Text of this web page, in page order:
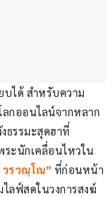
บได้ สำหรับความ
กออนไลน์จากหลาก
ธรรมะสุดฮาที่
ระนักเคลื่อนไหวใน
วรวณฺโณ” ที่ก่อนหน้า
ลฟ์สดในวงการสงฆ์